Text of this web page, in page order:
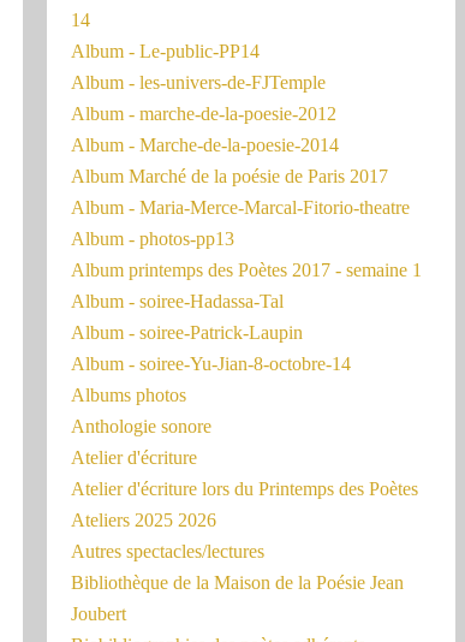
14
Album - Le-public-PP14
Album - les-univers-de-FJTemple
Album - marche-de-la-poesie-2012
Album - Marche-de-la-poesie-2014
Album Marché de la poésie de Paris 2017
Album - Maria-Merce-Marcal-Fitorio-theatre
Album - photos-pp13
Album printemps des Poètes 2017 - semaine 1
Album - soiree-Hadassa-Tal
Album - soiree-Patrick-Laupin
Album - soiree-Yu-Jian-8-octobre-14
Albums photos
Anthologie sonore
Atelier d'écriture
Atelier d'écriture lors du Printemps des Poètes
Ateliers 2025 2026
Autres spectacles/lectures
Bibliothèque de la Maison de la Poésie Jean
Joubert